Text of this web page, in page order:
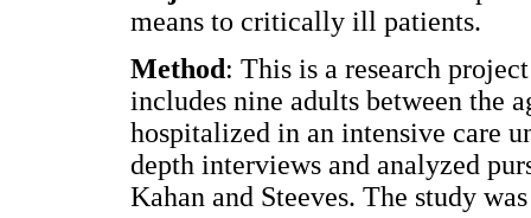
means to critically ill patients.
Method: This is a research
includes nine adults between the
hospitalized in an intensive care
depth interviews and analyzed
Kahan and Steeves. The study